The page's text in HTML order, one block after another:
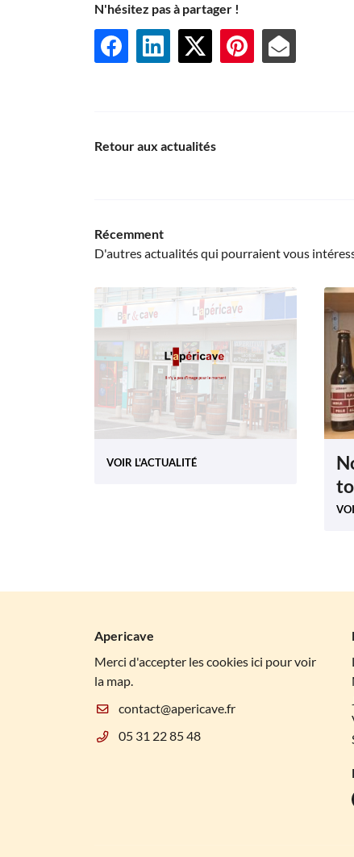
N'hésitez pas à partager !
Retour aux actualités
Récemment
D'autres actualités qui pourraient vous
VOIR L'ACTUALITÉ
Apericave
Merci d'accepter les cookies ici pour voir
la map.
05 31 22 85 48